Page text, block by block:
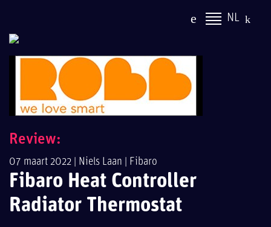
NL
Review:
07 maart 2022 | Niels Laan Fibaro
Fibaro Heat Controller
Radiator Thermostat